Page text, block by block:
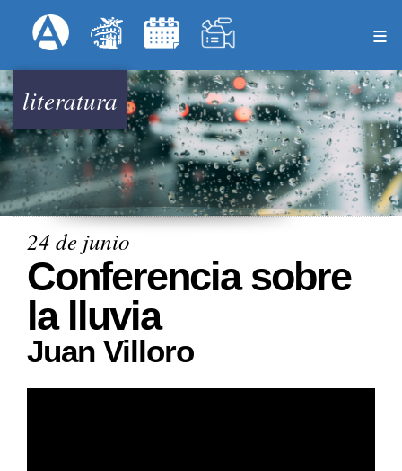
al
principal
Menú Superior
literatura
24 de junio
Conferencia sobre
la lluvia
Juan Villoro